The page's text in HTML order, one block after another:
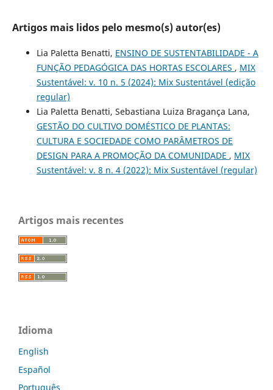
Artigos mais lidos pelo mesmo(s) autor(es)
Lia Paletta Benatti, ENSINO DE SUSTENTABILIDADE - A
FUNÇÃO PEDAGÓGICA DAS HORTAS ESCOLARES , MIX
Sustentável: v. 10 n. 5 (2024): Mix Sustentável (edição
regular)
Lia Paletta Benatti, Sebastiana Luiza Bragança Lana,
GESTÃO DO CULTIVO DOMÉSTICO DE PLANTAS:
CULTURA E SOCIEDADE COMO PARÂMETROS DE
DESIGN PARA A PROMOÇÃO DA COMUNIDADE , MIX
Sustentável: v. 8 n. 4 (2022): Mix Sustentável (regular)
Artigos mais recentes
Idioma
English
Español
Português